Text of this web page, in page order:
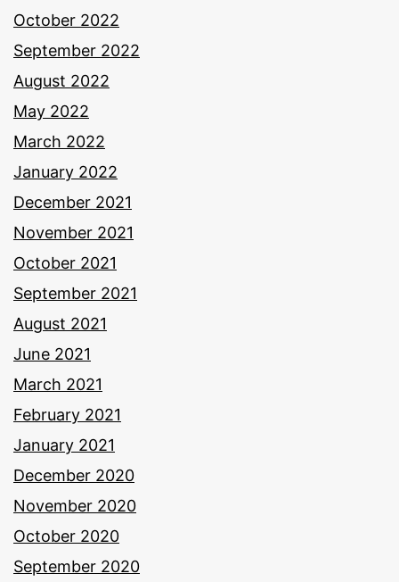
October 2022
September 2022
August 2022
May 2022
March 2022
January 2022
December 2021
November 2021
October 2021
September 2021
August 2021
June 2021
March 2021
February 2021
January 2021
December 2020
November 2020
October 2020
September 2020